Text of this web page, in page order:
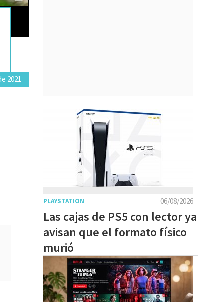
2021
06/08/2026
PLAYSTATION
Las cajas de PS5 con lector ya
avisan que el formato físico
murió